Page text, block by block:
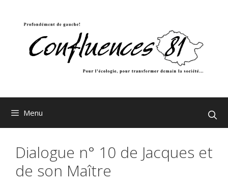
Menu
Dialogue n° 10 de Jacques et
de son Maître